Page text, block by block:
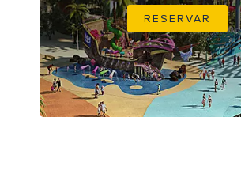
RESERVAR